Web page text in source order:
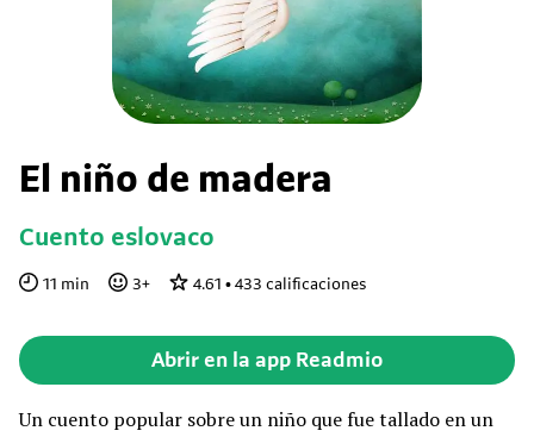
El niño de madera
Cuento eslovaco
11 min 3+ 4.61 • 433 calificaciones
Abrir en la app Readmio
Un cuento popular sobre un niño que fue tallado en un